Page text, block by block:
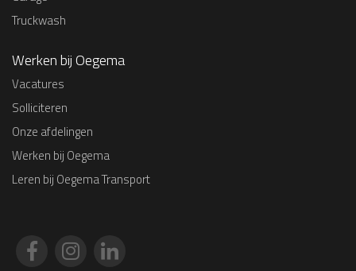
Truckwash
Werken bij Oegema
Vacatures
Solliciteren
Onze afdelingen
Werken bij Oegema
Leren bij Oegema Transport